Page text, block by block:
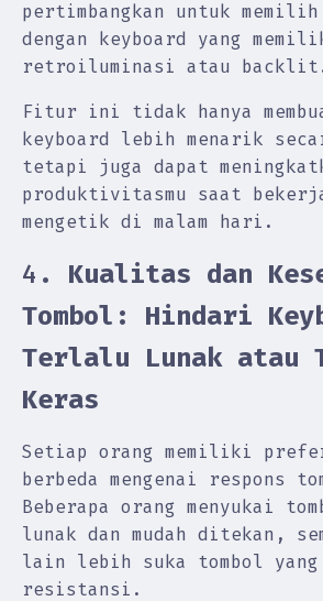
pertimbangkan untuk
dengan keyboard yang
retroiluminasi atau
Fitur ini tidak hanya
keyboard lebih menarik
tetapi juga dapat
produktivitasmu saat
mengetik di malam hari.
4. Kualitas dan
Tombol: Hindari
Terlalu Lunak atau
Keras
Setiap orang memiliki
berbeda mengenai respons
Beberapa orang menyukai
lunak dan mudah ditekan,
lain lebih suka tombol yang
resistansi.